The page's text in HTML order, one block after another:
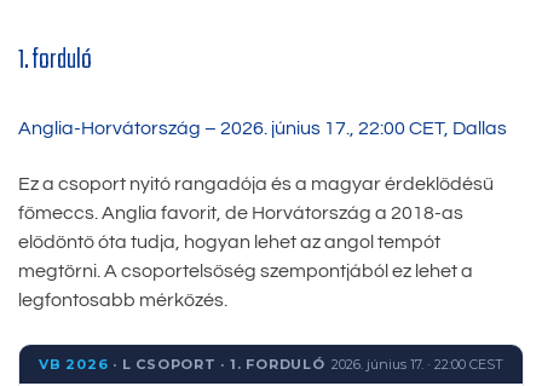
1. forduló
Anglia-Horvátország – 2026. június 17., 22:00 CET, Dallas
Ez a csoport nyitó rangadója és a magyar érdeklődésű
főmeccs. Anglia favorit, de Horvátország a 2018-as
elődöntő óta tudja, hogyan lehet az angol tempót
megtörni. A csoportelsőség szempontjából ez lehet a
legfontosabb mérkőzés.
VB 2026 · L CSOPORT · 1. FORDULÓ 2026. június 17. · 22:00 CEST